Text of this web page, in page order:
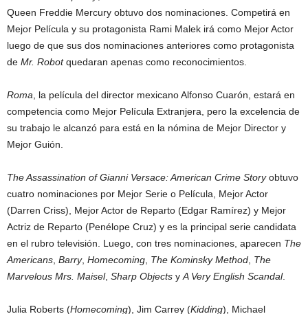
Queen Freddie Mercury obtuvo dos nominaciones. Competirá en
Mejor Película y su protagonista Rami Malek irá como Mejor Actor
luego de que sus dos nominaciones anteriores como protagonista
de Mr. Robotquedaran apenas como reconocimientos.
Roma , la película del director mexicano Alfonso Cuarón, estará en
competencia como Mejor Película Extranjera, pero la excelencia de
su trabajo le alcanzó para está en la nómina de Mejor Director y
Mejor Guión.
The Assassination of Gianni Versace: American Crime Storyobtuvo
cuatro nominaciones por Mejor Serie o Película, Mejor Actor
(Darren Criss), Mejor Actor de Reparto (Edgar Ramírez) y Mejor
Actriz de Reparto (Penélope Cruz) y es la principal serie candidata
en el rubro televisión. Luego, con tres nominaciones, aparecen The
Americans Barry, Homecoming The Kominsky Method The
Marvelous Mrs. Maisel, Sharp Objects y A Very English Scandal.
Julia Roberts (Homecoming), Jim Carrey (Kidding), Michael